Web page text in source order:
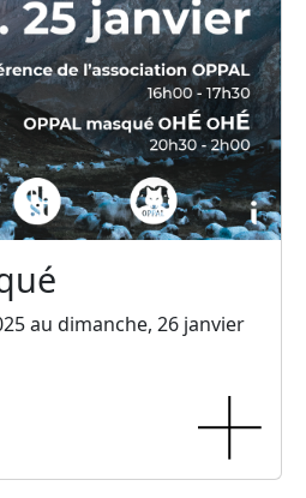
au dimanche, 26 janvier